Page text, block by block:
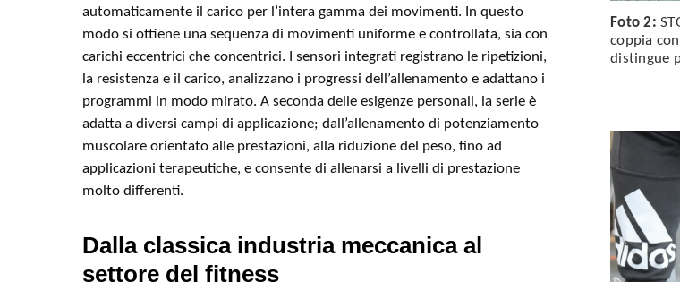
automaticamente il carico per l’intera gamma dei movimenti. In questo
modo si ottiene una sequenza di movimenti uniforme e controllata, sia con
carichi eccentrici che concentrici. I sensori integrati registrano le ripetizioni,
la resistenza e il carico, analizzano i progressi dell’allenamento e adattano i
programmi in modo mirato. A seconda delle esigenze personali, la serie è
adatta a diversi campi di applicazione; dall’allenamento di potenziamento
muscolare orientato alle prestazioni, alla riduzione del peso, fino ad
applicazioni terapeutiche, e consente di allenarsi a livelli di prestazione
molto differenti.
Dalla classica industria meccanica al
settore del fitness
Foto 2:
coppia
distingue